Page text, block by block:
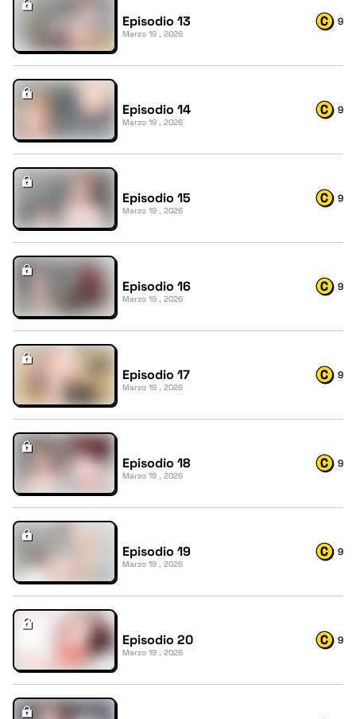
Episodio 13
Marzo 19 , 2026
9
Episodio 14
Marzo 19 , 2026
9
Episodio 15
Marzo 19 , 2026
9
Episodio 16
Marzo 19 , 2026
9
Episodio 17
Marzo 19 , 2026
9
Episodio 18
Marzo 19 , 2026
9
Episodio 19
Marzo 19 , 2026
9
Episodio 20
Marzo 19 , 2026
9